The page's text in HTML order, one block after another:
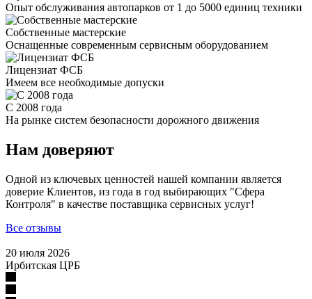
Опыт обслуживания автопарков от 1 до 5000 единиц техники
Собственные мастерские
Оснащенные современным сервисным оборудованием
Лицензиат ФСБ
Имеем все необходимые допуски
С 2008 года
На рынке систем безопасности дорожного движения
Нам доверяют
Одной из ключевых ценностей нашей компании является
доверие Клиентов, из года в год выбирающих "Сфера
Контроля" в качестве поставщика сервисных услуг!
Все отзывы
20 июля 2026
Ирбитская ЦРБ